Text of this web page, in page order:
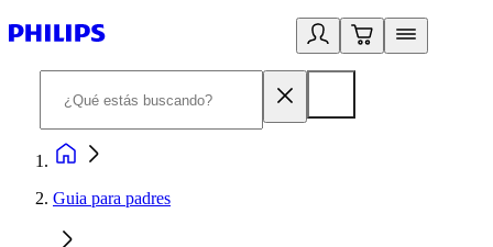
Guia para padres